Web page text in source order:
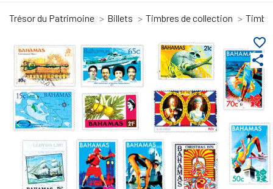
Trésor du Patrimoine Billets Timbres de collection
share
favorite_border